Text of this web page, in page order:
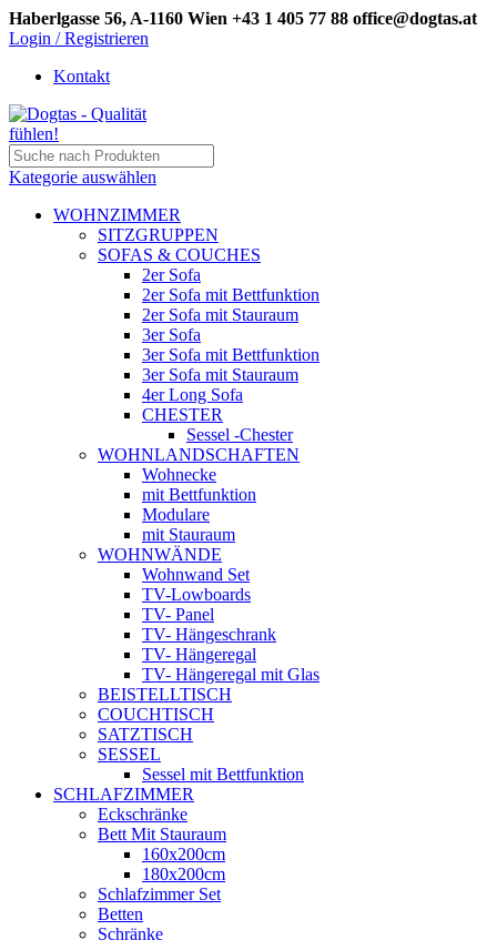
Haberlgasse 56, A-1160 Wien +43 1 405 77 88 office@dogtas.at
Login / Registrieren
Kontakt
Kategorie auswählen
WOHNZIMMER
SITZGRUPPEN
SOFAS & COUCHES
2er Sofa
2er Sofa mit Bettfunktion
2er Sofa mit Stauraum
3er Sofa
3er Sofa mit Bettfunktion
3er Sofa mit Stauraum
4er Long Sofa
CHESTER
Sessel -Chester
WOHNLANDSCHAFTEN
Wohnecke
mit Bettfunktion
Modulare
mit Stauraum
WOHNWÄNDE
Wohnwand Set
TV-Lowboards
TV- Panel
TV- Hängeschrank
TV- Hängeregal
TV- Hängeregal mit Glas
BEISTELLTISCH
COUCHTISCH
SATZTISCH
SESSEL
Sessel mit Bettfunktion
SCHLAFZIMMER
Eckschränke
Bett Mit Stauraum
160x200cm
180x200cm
Schlafzimmer Set
Betten
Schränke